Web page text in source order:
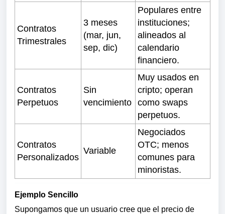
Contratos
Trimestrales
3 meses
(mar, jun,
sep, dic)
Populares entre
instituciones;
alineados al
calendario
financiero.
Contratos
Perpetuos
Sin
vencimiento
Muy usados en
cripto; operan
como swaps
perpetuos.
Contratos
Personalizados
Variable
Negociados
OTC; menos
comunes para
minoristas.
Ejemplo Sencillo
Supongamos que un usuario cree que el precio de